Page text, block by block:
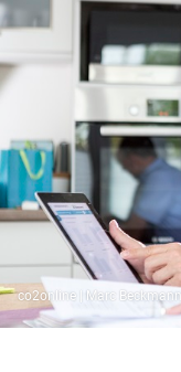
co2online | Marc Beckmann